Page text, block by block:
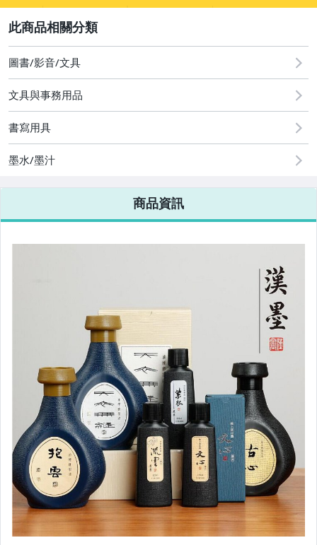
古董、藝術與礦石
手機、配件與通訊
美容保養與彩妝
電腦、平板與周邊
相機、攝影與周邊
運動、戶外與休閒
汽機車精品百貨
居家、家具與園藝
玩具、模型與公仔
男性精品與服飾
偶像、球員卡與郵幣
女裝與服飾配件
手錶與飾品配件
女包精品與女鞋
圖書/影音/文具
文具與事務用品
書寫用具
墨水/墨汁
商品資訊